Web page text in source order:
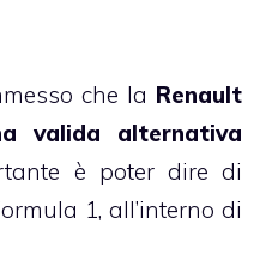
che la Renault
valida alternativa
è poter dire di
1, all’interno di